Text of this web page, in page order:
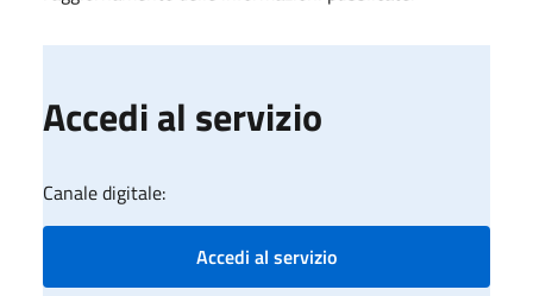
Accedi al servizio
Canale digitale:
Accedi al servizio